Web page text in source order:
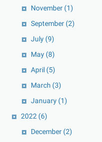
November (1)
September (2)
July (9)
May (8)
April (5)
March (3)
January (1)
2022 (6)
December (2)